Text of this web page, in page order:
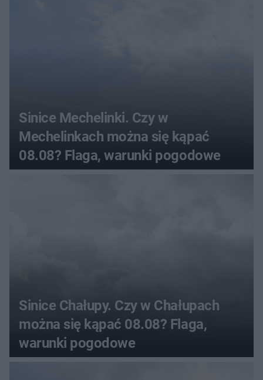
Sinice Mechelinki. Czy w
Mechelinkach można się kąpać
08.08? Flaga, warunki pogodowe
Sinice Chałupy. Czy w Chałupach
można się kąpać 08.08? Flaga,
warunki pogodowe